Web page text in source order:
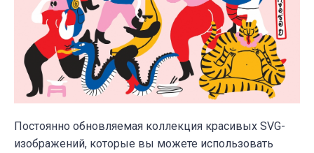
Постоянно обновляемая коллекция красивых SVG-
изображений, которые вы можете использовать